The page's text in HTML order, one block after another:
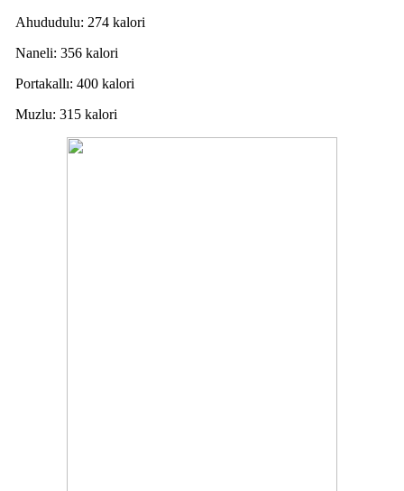
Ahududulu: 274 kalori
Naneli: 356 kalori
Portakallı: 400 kalori
Muzlu: 315 kalori